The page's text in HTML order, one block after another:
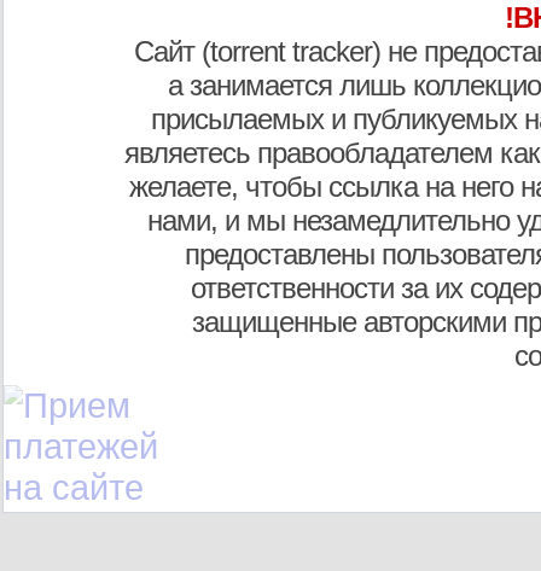
Сайт (torrent tracker) не
а занимается лишь
присылаемых и публикуемых
являетесь правообладателем
желаете, чтобы ссылка на него
нами, и мы незамедлительно
предоставлены
ответственности за их
защищенные авторскими